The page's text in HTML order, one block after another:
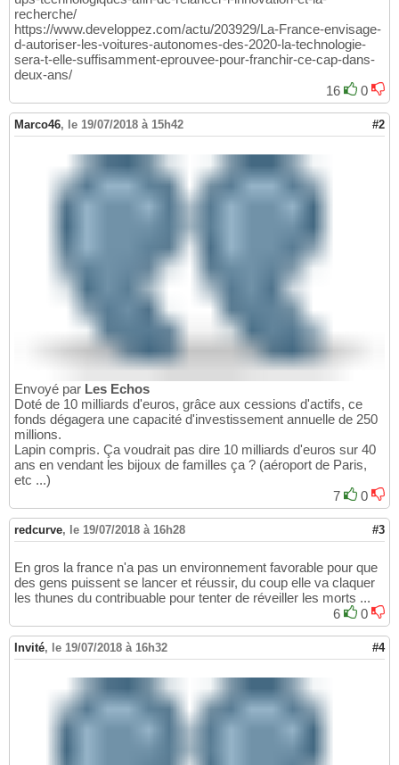
recherche/
https://www.developpez.com/actu/203929/La-France-envisage-
d-autoriser-les-voitures-autonomes-des-2020-la-technologie-
sera-t-elle-suffisamment-eprouvee-pour-franchir-ce-cap-dans-
deux-ans/
16
0
Marco46, le 19/07/2018 à 15h42 #2
Envoyé par Les Echos
Doté de 10 milliards d'euros, grâce aux cessions d'actifs, ce
fonds dégagera une capacité d'investissement annuelle de 250
millions.
Lapin compris. Ça voudrait pas dire 10 milliards d'euros sur 40
ans en vendant les bijoux de familles ça ? (aéroport de Paris,
etc ...)
7
0
redcurve, le 19/07/2018 à 16h28 #3
En gros la france n'a pas un environnement favorable pour que
des gens puissent se lancer et réussir, du coup elle va claquer
les thunes du contribuable pour tenter de réveiller les morts ...
6
0
Invité, le 19/07/2018 à 16h32 #4